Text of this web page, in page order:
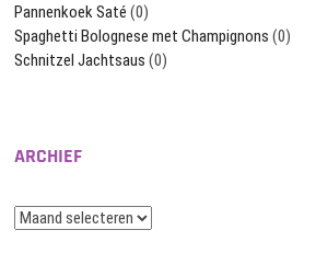
Pannenkoek Saté (0)
Spaghetti Bolognese met Champignons (0)
Schnitzel Jachtsaus (0)
ARCHIEF
Archief